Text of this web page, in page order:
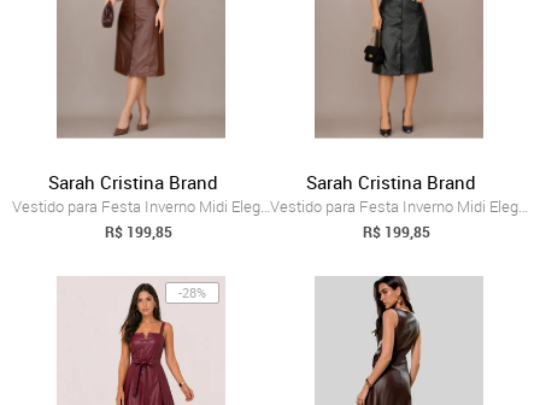
Sarah Cristina Brand
Vestido para Festa Inverno Midi Elegante...
R$ 199,85
Sarah Cristina Brand
Vestido para Festa Inverno Midi Elegante...
R$ 199,85
-28%